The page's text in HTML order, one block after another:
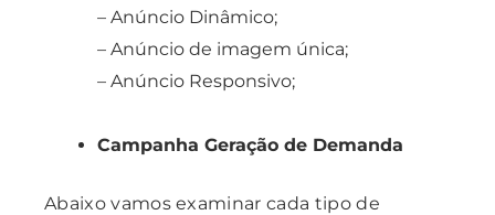
– Anúncio Dinâmico;
– Anúncio de imagem única;
– Anúncio Responsivo;
Campanha Geração de Demanda
Abaixo vamos examinar cada tipo de